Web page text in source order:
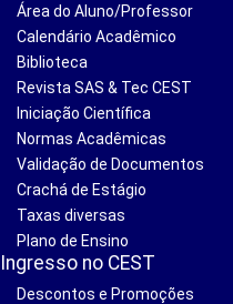
Área do Aluno/Professor
Calendário Acadêmico
Biblioteca
Revista SAS & Tec CEST
Iniciação Científica
Normas Acadêmicas
Validação de Documentos
Crachá de Estágio
Taxas diversas
Plano de Ensino
Ingresso no CEST
Descontos e Promoções